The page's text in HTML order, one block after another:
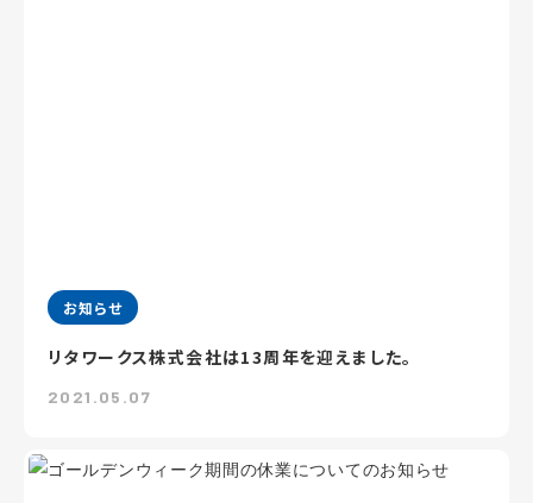
お知らせ
リタワークス株式会社は13周年を迎えました。
2021.05.07